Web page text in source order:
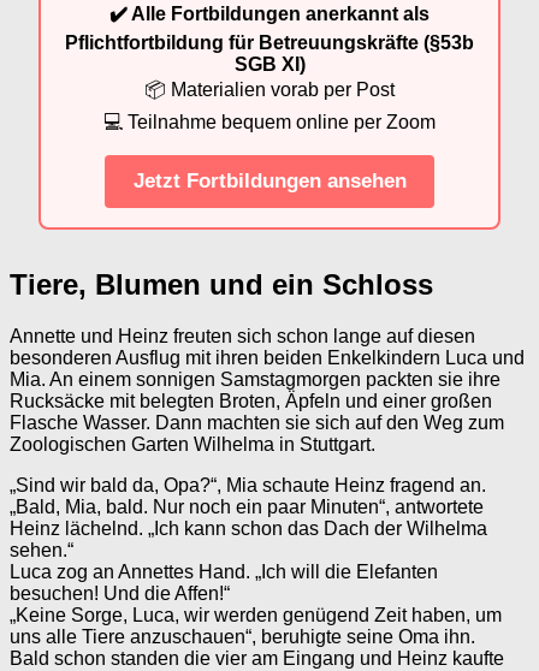
✔️ Alle Fortbildungen anerkannt als
Pflichtfortbildung für Betreuungskräfte (§53b
SGB XI)
📦 Materialien vorab per Post
💻 Teilnahme bequem online per Zoom
Jetzt Fortbildungen ansehen
Tiere, Blumen und ein Schloss
Annette und Heinz freuten sich schon lange auf diesen
besonderen Ausflug mit ihren beiden Enkelkindern Luca und
Mia. An einem sonnigen Samstagmorgen packten sie ihre
Rucksäcke mit belegten Broten, Äpfeln und einer großen
Flasche Wasser. Dann machten sie sich auf den Weg zum
Zoologischen Garten Wilhelma in Stuttgart.
„Sind wir bald da, Opa?“, Mia schaute Heinz fragend an.
„Bald, Mia, bald. Nur noch ein paar Minuten“, antwortete
Heinz lächelnd. „Ich kann schon das Dach der Wilhelma
sehen.“
Luca zog an Annettes Hand. „Ich will die Elefanten
besuchen! Und die Affen!“
„Keine Sorge, Luca, wir werden genügend Zeit haben, um
uns alle Tiere anzuschauen“, beruhigte seine Oma ihn.
Bald schon standen die vier am Eingang und Heinz kaufte